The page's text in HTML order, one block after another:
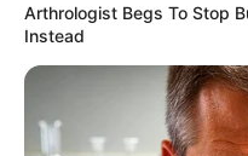
I Bet You Didn't Know
Arthrologist Begs To Stop
Instead